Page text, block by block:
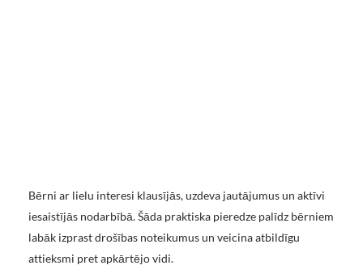
Bērni ar lielu interesi klausījās, uzdeva jautājumus un aktīvi
iesaistījās nodarbībā. Šāda praktiska pieredze palīdz bērniem
labāk izprast drošības noteikumus un veicina atbildīgu
attieksmi pret apkārtējo vidi.